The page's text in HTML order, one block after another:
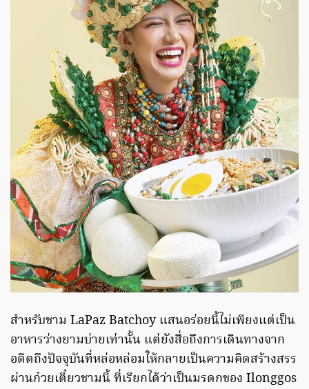
สำหรับชาม LaPaz Batchoy แสนอร่อยนี้ไม่เพียงแต่เป็น
อาหารว่างยามบ่ายเท่านั้น แต่ยังสื่อถึงการเดินทางจาก
อดีตถึงปัจจุบันที่หล่อหล่อมให้กลายเป็นความคิดสร้างสรร
ผ่านก๋วยเตี๋ยวชามนี้ ที่เรียกได้ว่าเป็นมรดกของ Ilonggos